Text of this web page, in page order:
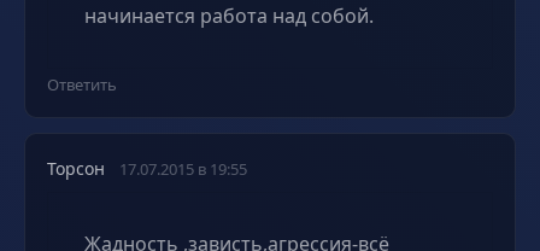
начинается работа над собой.
Ответить
Торсон 17.07.2015 в 19:55
Жадность ,зависть,агрессия-всё